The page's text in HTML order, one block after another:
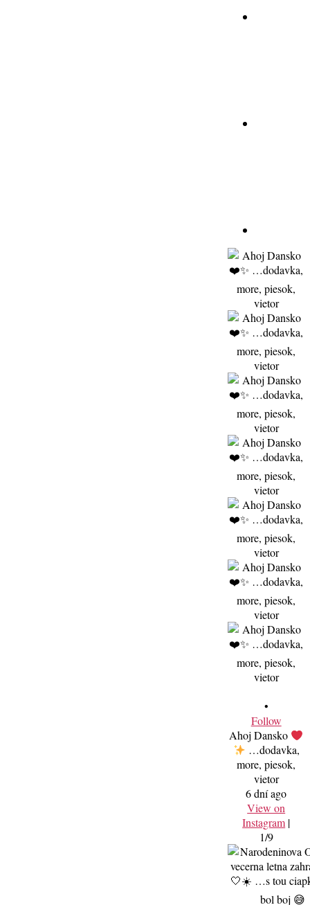
•
Follow
Ahoj Dansko
…dodavka,
more, piesok,
vietor
6 dní ago
View on
Instagram |
1/9